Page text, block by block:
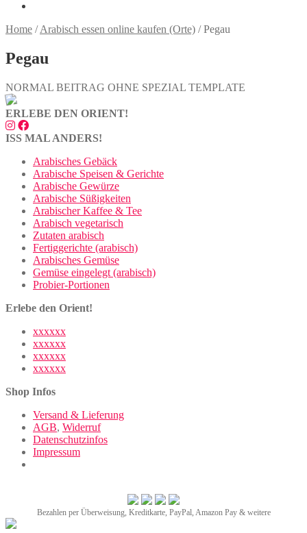
Home /Arabisch essen online kaufen (Orte) /Pegau
Pegau
NORMAL BEITRAG OHNE SPEZIAL TEMPLATE
ERLEBE DEN ORIENT!
ISS MAL ANDERS!
Arabisches Gebäck
Arabische Speisen & Gerichte
Arabische Gewürze
Arabische Süßigkeiten
Arabischer Kaffee & Tee
Arabisch vegetarisch
Zutaten arabisch
Fertiggerichte (arabisch)
Arabisches Gemüse
Gemüse eingelegt (arabisch)
Probier-Portionen
Erlebe den Orient!
xxxxxx
xxxxxx
xxxxxx
xxxxxx
Shop Infos
Versand & Lieferung
AGB, Widerruf
Datenschutzinfos
Impressum